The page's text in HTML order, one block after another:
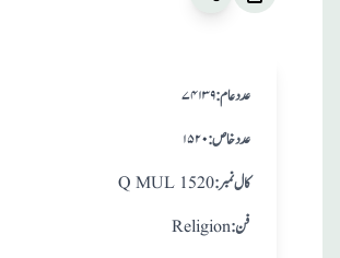
۷۴۱۳۹:عدد عام
۱۵۲۰ :عدد خاص
Q MUL 1520:کال نمبر
Religion :فن